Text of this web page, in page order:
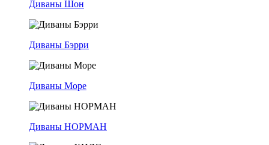
Диваны Шон
Диваны Бэрри
Диваны Море
Диваны НОРМАН